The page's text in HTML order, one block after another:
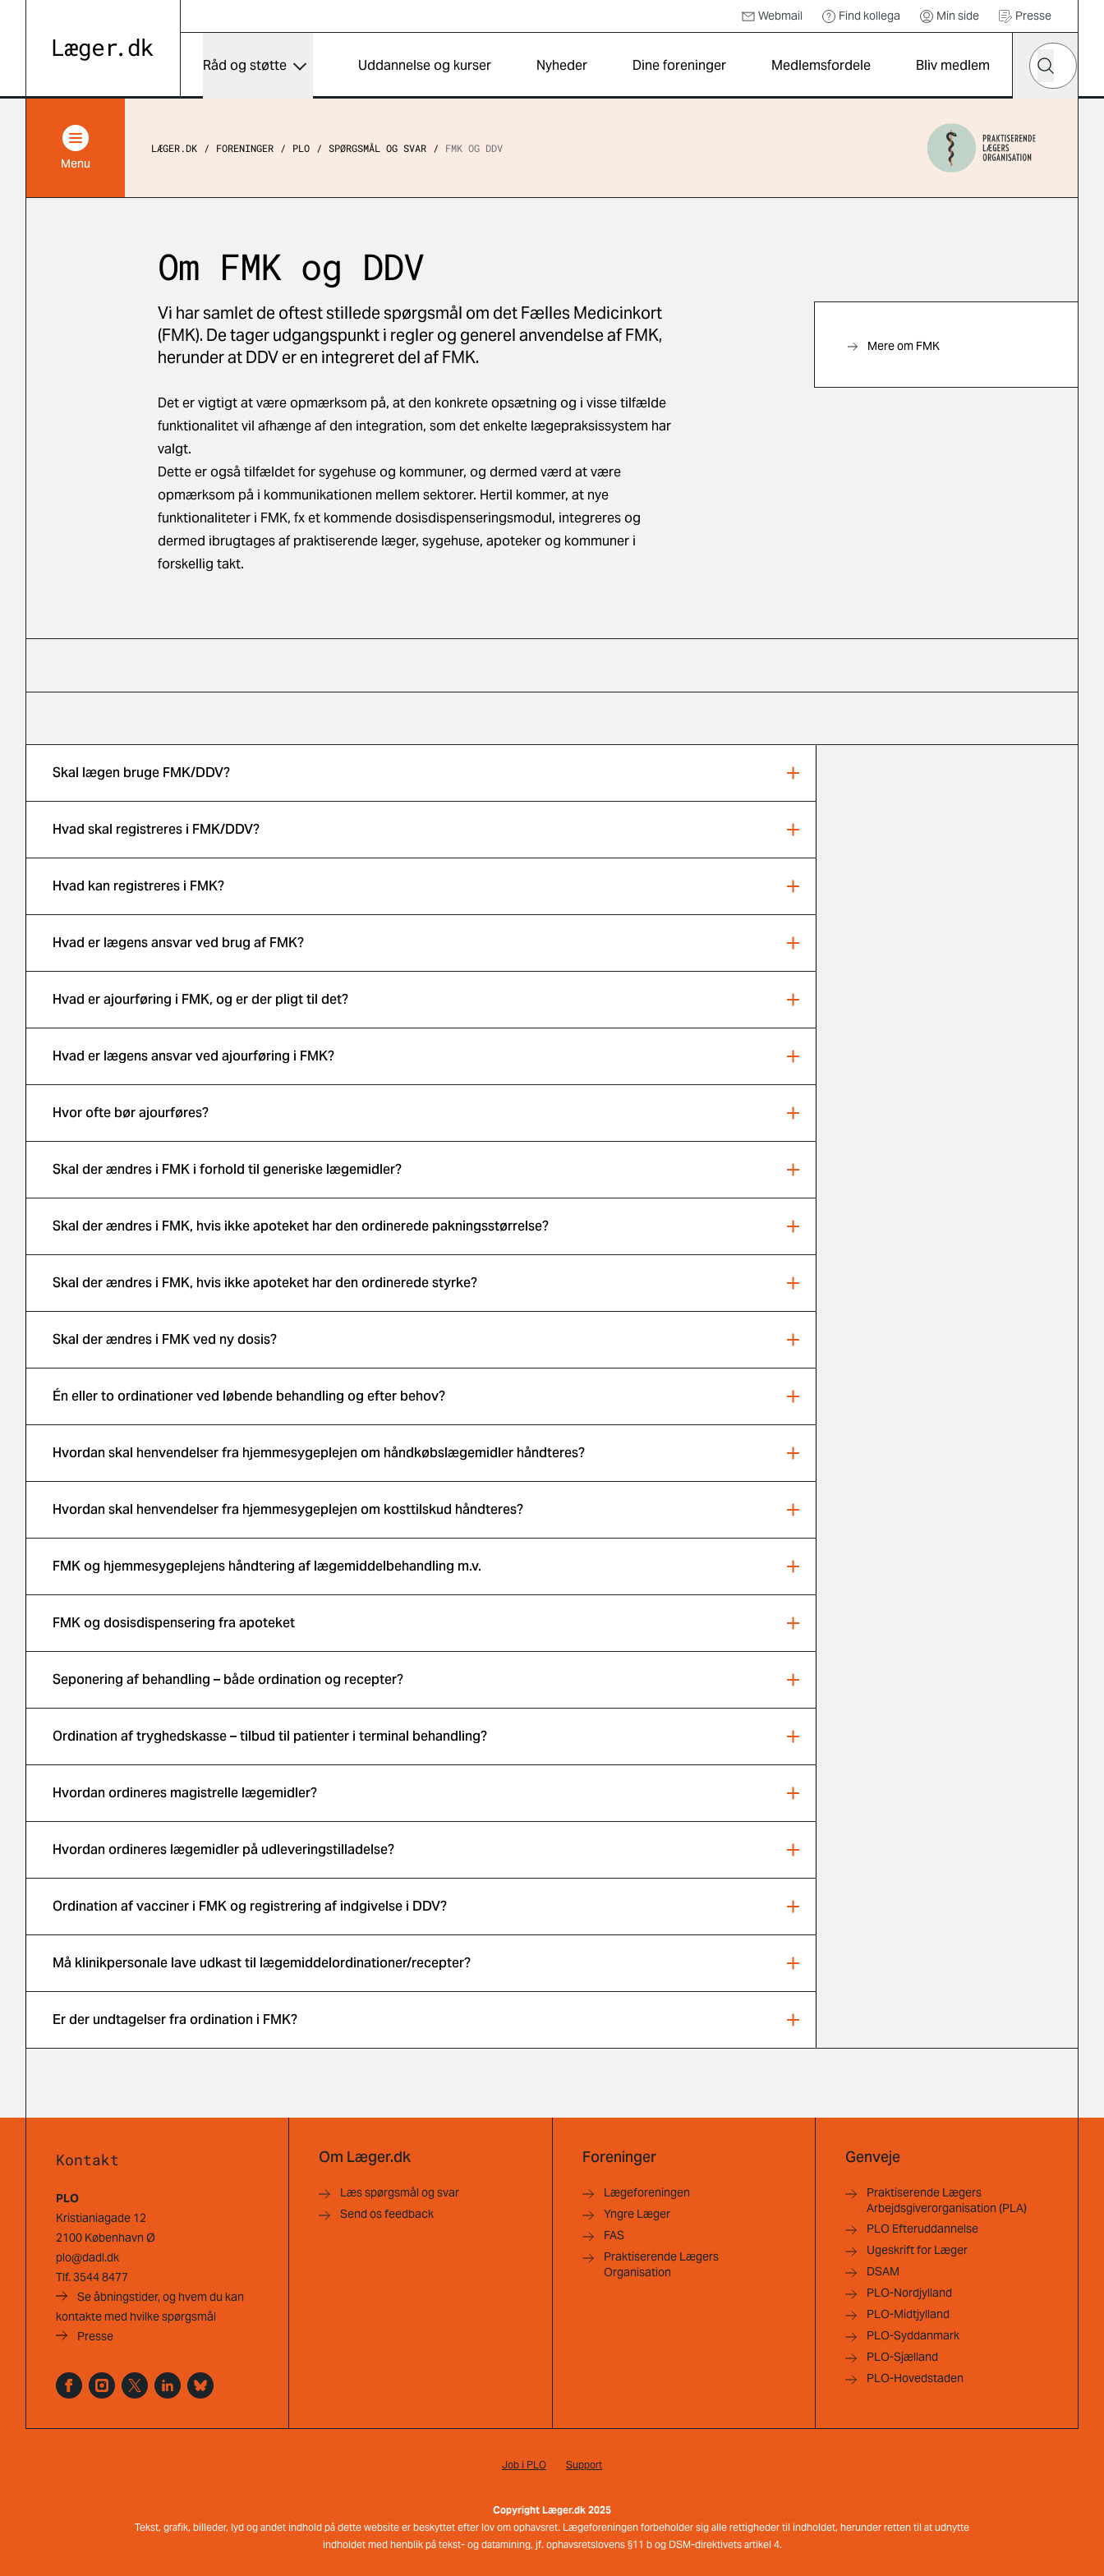
Webmail Find kollega Min side Presse
Råd og støtte Uddannelse og kurser Nyheder Dine foreninger Medlemsfordele Bliv medlem
Hvad leder
Søg
Menu
LÆGER.DK FORENINGER PLO SPØRGSMÅL OG SVAR FMK OG DDV
Om FMK og DDV
Vi har samlet de oftest stillede spørgsmål om det Fælles Medicinkort
(FMK). De tager udgangspunkt i regler og generel anvendelse af FMK,
herunder at DDV er en integreret del af FMK.
Det er vigtigt at være opmærksom på, at den konkrete opsætning og i visse tilfælde
funktionalitet vil afhænge af den integration, som det enkelte lægepraksissystem har
valgt.
Dette er også tilfældet for sygehuse og kommuner, og dermed værd at være
opmærksom på i kommunikationen mellem sektorer. Hertil kommer, at nye
funktionaliteter i FMK, fx et kommende dosisdispenseringsmodul, integreres og
dermed ibrugtages af praktiserende læger, sygehuse, apoteker og kommuner i
forskellig takt.
Mere om FMK
Skal lægen bruge FMK/DDV?
Hvad skal registreres i FMK/DDV?
Hvad kan registreres i FMK?
Hvad er lægens ansvar ved brug af FMK?
Hvad er ajourføring i FMK, og er der pligt til det?
Hvad er lægens ansvar ved ajourføring i FMK?
Hvor ofte bør ajourføres?
Skal der ændres i FMK i forhold til generiske lægemidler?
Skal der ændres i FMK, hvis ikke apoteket har den ordinerede pakningsstørrelse?
Skal der ændres i FMK, hvis ikke apoteket har den ordinerede styrke?
Skal der ændres i FMK ved ny dosis?
Én eller to ordinationer ved løbende behandling og efter behov?
Hvordan skal henvendelser fra hjemmesygeplejen om håndkøbslægemidler håndteres?
Hvordan skal henvendelser fra hjemmesygeplejen om kosttilskud håndteres?
FMK og hjemmesygeplejens håndtering af lægemiddelbehandling m.v.
FMK og dosisdispensering fra apoteket
Seponering af behandling – både ordination og recepter?
Ordination af tryghedskasse – tilbud til patienter i terminal behandling?
Hvordan ordineres magistrelle lægemidler?
Hvordan ordineres lægemidler på udleveringstilladelse?
Ordination af vacciner i FMK og registrering af indgivelse i DDV?
Må klinikpersonale lave udkast til lægemiddelordinationer/recepter?
Er der undtagelser fra ordination i FMK?
Kontakt
PLO
Kristianiagade 12
2100 København Ø
plo@dadl.dk
Tlf.3544 8477
Se åbningstider, og hvem du kan
kontakte med hvilke spørgsmål
Presse
Om Læger.dk
Læs spørgsmål og svar
Send os feedback
Foreninger
Lægeforeningen
Yngre Læger
FAS
Praktiserende Lægers
Organisation
Genveje
Praktiserende Lægers
Arbejdsgiverorganisation (PLA)
PLO Efteruddannelse
Ugeskrift for Læger
DSAM
PLO-Nordjylland
PLO-Midtjylland
PLO-Syddanmark
PLO-Sjælland
PLO-Hovedstaden
Job i PLO Support
Copyright Læger.dk 2025
Tekst, grafik, billeder, lyd og andet indhold på dette website er beskyttet efter lov om ophavsret. Lægeforeningen forbeholder sig alle rettigheder til indholdet, herunder retten til at udnytte
indholdet med henblik på tekst- og datamining, jf. ophavsretslovens §11 b og DSM-direktivets artikel 4.